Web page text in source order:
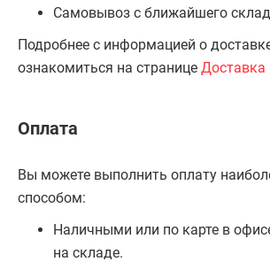
Самовывоз с ближайшего
Подробнее с информацией о
ознакомиться на странице Доставка
Оплата
Вы можете выполнить оплату
способом:
Наличными или по карте в
на складе.